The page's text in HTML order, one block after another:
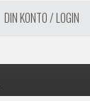
DIN KONTO / LOGIN